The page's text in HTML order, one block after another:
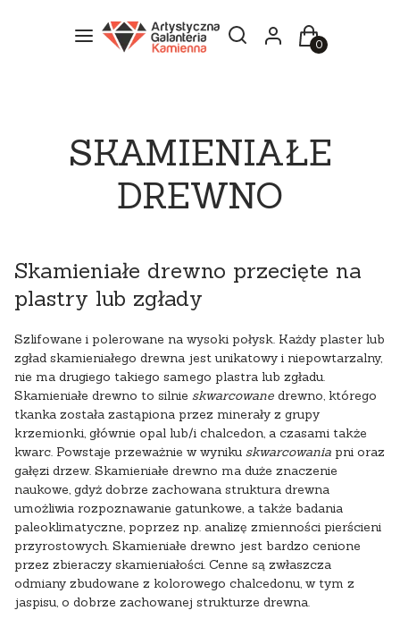
Menu Otwórz wyszukiwarkę
SzukajZaloguj sięKoszyk
SKAMIENIAŁE
DREWNO
Skamieniałe drewno przecięte na
plastry lub zgłady
Szlifowane i polerowane na wysoki połysk. Każdy plaster lub
zgład skamieniałego drewna jest unikatowy i niepowtarzalny,
nie ma drugiego takiego samego plastra lub zgładu.
Skamieniałe drewno to silnie skwarcowane drewno, którego
tkanka została zastąpiona przez minerały z grupy
krzemionki, głównie opal lub/i chalcedon, a czasami także
kwarc. Powstaje przeważnie w wyniku skwarcowania pni oraz
gałęzi drzew. Skamieniałe drewno ma duże znaczenie
naukowe, gdyż dobrze zachowana struktura drewna
umożliwia rozpoznawanie gatunkowe, a także badania
paleoklimatyczne, poprzez np. analizę zmienności pierścieni
przyrostowych. Skamieniałe drewno jest bardzo cenione
przez zbieraczy skamieniałości. Cenne są zwłaszcza
odmiany zbudowane z kolorowego chalcedonu, w tym z
jaspisu, o dobrze zachowanej strukturze drewna.